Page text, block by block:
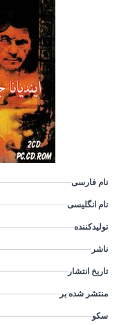
نام فارسی
نام انگلیسی
تولیدکننده
ناشر
تاریخ انتشار
منتشر شده بر
سکو